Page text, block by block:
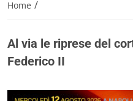
Home /
Al via le riprese del
Federico II